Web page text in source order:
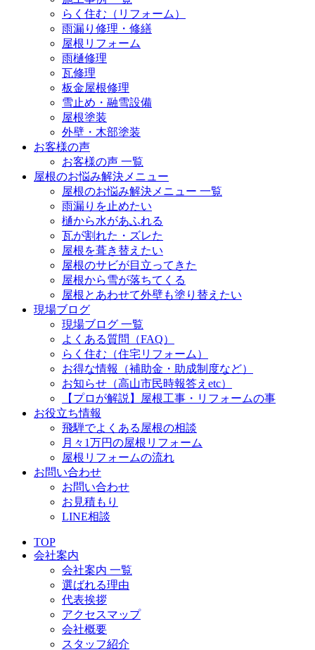
らく住む（リフォーム）
雨漏り修理・修繕
屋根リフォーム
雨樋修理
瓦修理
板金屋根修理
雪止め・融雪設備
屋根塗装
外壁・木部塗装
お客様の声
お客様の声 一覧
屋根のお悩み解決メニュー
屋根のお悩み解決メニュー 一覧
雨漏りを止めたい
樋から水があふれる
瓦が割れた・ズレた
屋根を葺き替えたい
屋根のサビが目立ってきた
屋根から雪が落ちてくる
屋根とあわせて外壁も塗り替えたい
現場ブログ
現場ブログ 一覧
よくある質問（FAQ）
らく住む（住宅リフォーム）
お得な情報（補助金・助成制度など）
お知らせ（高山市民時報答えetc）
【プロが解説】屋根工事・リフォームの事
お役立ち情報
飛騨でよくある屋根の相談
月々1万円の屋根リフォーム
屋根リフォームの流れ
お問い合わせ
お問い合わせ
お見積もり
LINE相談
TOP
会社案内
会社案内 一覧
選ばれる理由
代表挨拶
アクセスマップ
会社概要
スタッフ紹介